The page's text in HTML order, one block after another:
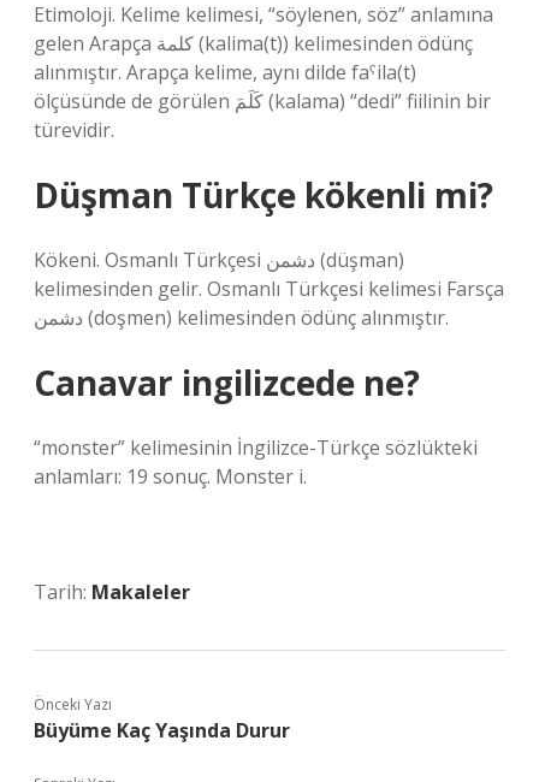
Etimoloji. Kelime kelimesi, “söylenen, söz” anlamına
gelen Arapça كلمة (kalima(t)) kelimesinden ödünç
alınmıştır. Arapça kelime, aynı dilde faˁila(t)
ölçüsünde de görülen كَلَمَ (kalama) “dedi” fiilinin bir
türevidir.
Düşman Türkçe kökenli mi?
Kökeni. Osmanlı Türkçesi دشمن (düşman)
kelimesinden gelir. Osmanlı Türkçesi kelimesi Farsça
دشمن (doşmen) kelimesinden ödünç alınmıştır.
Canavar ingilizcede ne?
“monster” kelimesinin İngilizce-Türkçe sözlükteki
anlamları: 19 sonuç. Monster i.
Tarih: Makaleler
Önceki Yazı
Büyüme Kaç Yaşında Durur